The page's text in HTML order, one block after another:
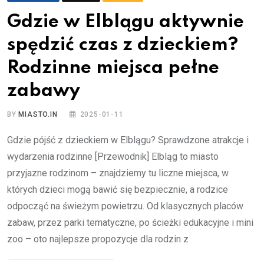
Gdzie w Elblągu aktywnie
spędzić czas z dzieckiem?
Rodzinne miejsca pełne
zabawy
BYMIASTO.IN 2025-01-11
Gdzie pójść z dzieckiem w Elblągu? Sprawdzone atrakcje i
wydarzenia rodzinne [Przewodnik] Elbląg to miasto
przyjazne rodzinom – znajdziemy tu liczne miejsca, w
których dzieci mogą bawić się bezpiecznie, a rodzice
odpocząć na świeżym powietrzu. Od klasycznych placów
zabaw, przez parki tematyczne, po ścieżki edukacyjne i mini
zoo – oto najlepsze propozycje dla rodzin z